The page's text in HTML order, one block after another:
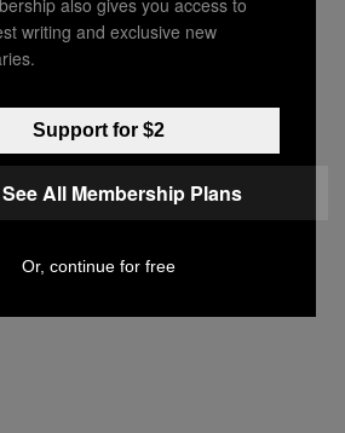
saya. Mereka bisa
atau menyanggupi
Kebanyakan menyanggupi.
writing and exclusive new
Support for $2
See All Membership Plans
Or, continue for free